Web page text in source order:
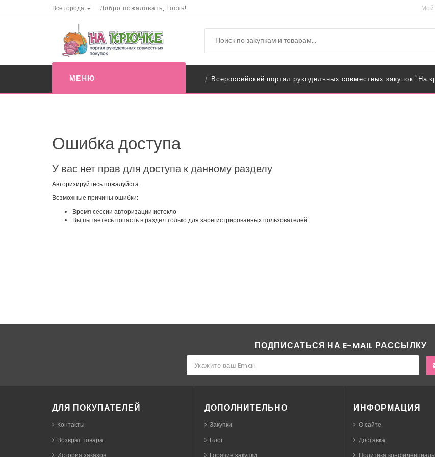
Все города Добро пожаловать, Гость! Мой
МЕНЮ / Всероссийский портал рукодельных совместных закупок "На
Ошибка доступа
У вас нет прав для доступа к данному разделу
Авторизируйтесь пожалуйста.
Возможные причины ошибки:
Время сессии авторизации истекло
Вы пытаетесь попасть в раздел только для зарегистрированных пользователей
ПОДПИСАТЬСЯ НА E-MAIL РАССЫЛКУ
ДЛЯ ПОКУПАТЕЛЕЙ
Контакты
Возврат товара
История заказов
ДОПОЛНИТЕЛЬНО
Закупки
Блог
Горячие закупки
ИНФОРМАЦИЯ
О сайте
Доставка
Политика